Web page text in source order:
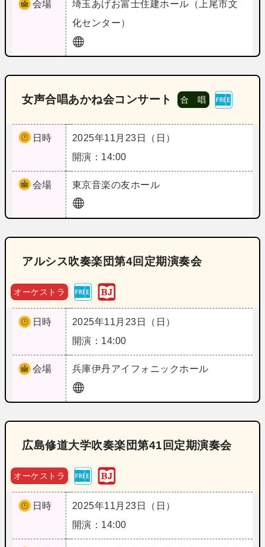
会場 埼玉 あげお富士住建ホール（上尾市文
化センター）
女声合唱あかね会コンサート 合 唱
日時
2025年11月23日（日）
開演：14:00
会場 東京音楽の友ホール
アルシス吹奏楽団第4回定期演奏会
オーケストラ
日時
2025年11月23日（日）
開演：14:00
会場 兵庫伊丹アイフォニックホール
広島修道大学吹奏楽団第41回定期演奏会
オーケストラ
日時
2025年11月23日（日）
開演：14:00